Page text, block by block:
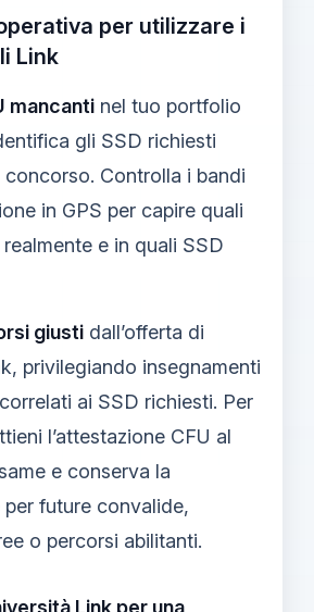
per utilizzare i
Link
mancanti nel tuo portfolio
gli SSD richiesti
concorso. Controlla i bandi
in GPS per capire quali
e in quali SSD
giusti dall’offerta di
privilegiando insegnamenti
ai SSD richiesti. Per
l’attestazione CFU al
e conserva la
future convalide,
o percorsi abilitanti.
Link per una